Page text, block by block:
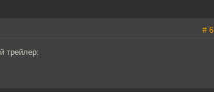
# 6
трейлер: